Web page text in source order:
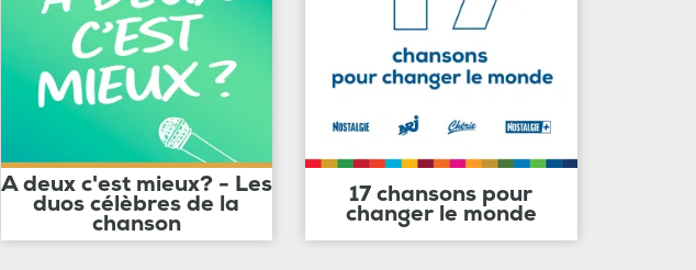
A deux c'est mieux? - Les
duos célèbres de la
chanson
17 chansons pour
changer le monde